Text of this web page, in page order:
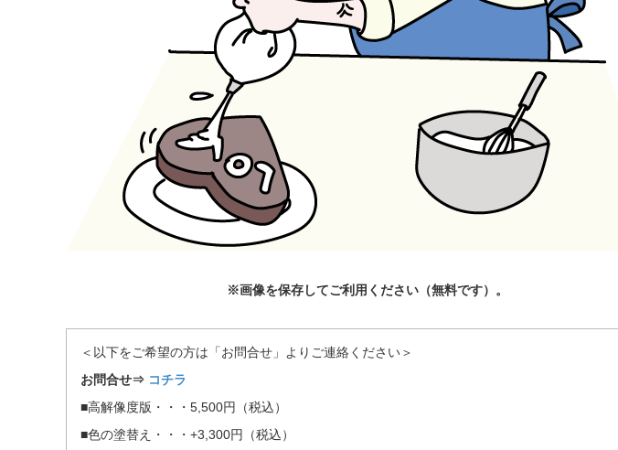
※画像を保存してご利用ください（無料です）。
＜以下をご希望の方は「お問合せ」よりご連絡ください＞
お問合せ⇒ コチラ
■高解像度版・・・5,500円（税込）
■色の塗替え・・・+3,300円（税込）